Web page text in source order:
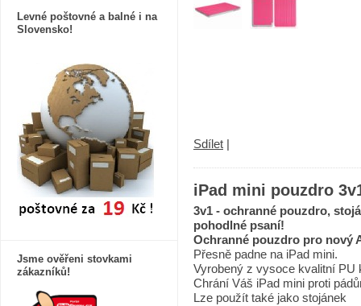
Sdílet |
iPad mini pouzdro
3v1 - ochranné pouzdro,
pohodlné psaní!
Ochranné pouzdro pro nový
Přesně padne na iPad mini.
Vyrobený z vysoce kvalitní PU
Chrání Váš iPad mini proti
Lze použít také jako stojánek
Levné poštovné a balné i na
Slovensko!
Jsme ověřeni stovkami
zákazníků!